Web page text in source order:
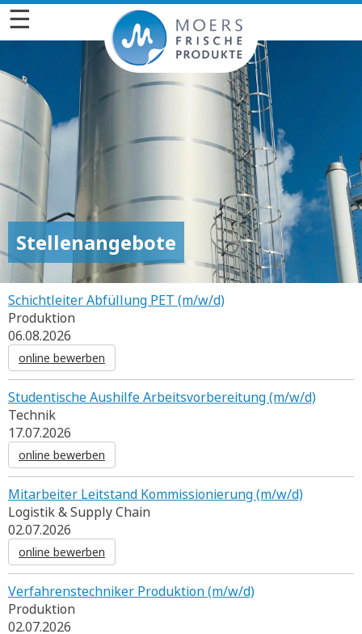
☰
Stellenangebote
Schichtleiter Abfüllung PET (m/w/d)
Produktion
06.08.2026
online bewerben
Studentische Aushilfe Arbeitsvorbereitung (m/w/d)
Technik
17.07.2026
online bewerben
Mitarbeiter Leitstand Kommissionierung (m/w/d)
Logistik & Supply Chain
02.07.2026
online bewerben
Verfahrenstechniker Produktion (m/w/d)
Produktion
02.07.2026